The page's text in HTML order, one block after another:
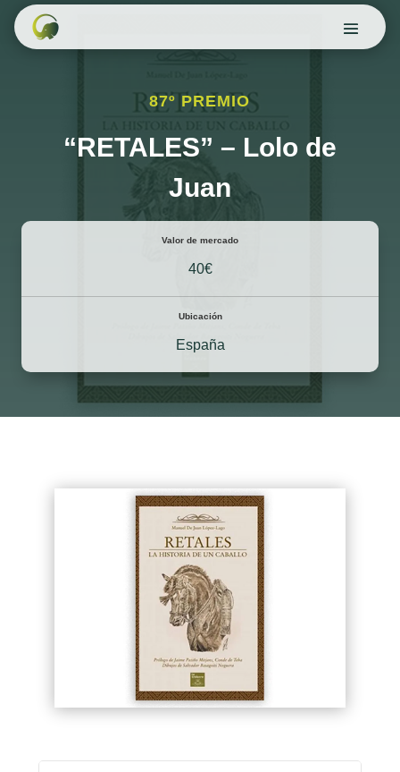
87º PREMIO
“RETALES” – Lolo de
Juan
Valor de mercado
40€
Ubicación
España